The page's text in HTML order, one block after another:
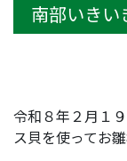
南部いきい
令和８年２月１
ス貝を使ってお